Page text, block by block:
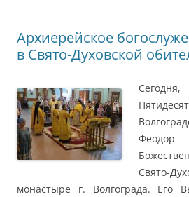
Архиерейское
в Свято-Духовской
Феодор
Свято-
монастыре г. Волгограда. Его